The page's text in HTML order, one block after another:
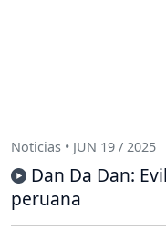
Noticias • JUN 19 / 2025
Dan Da Dan:
peruana